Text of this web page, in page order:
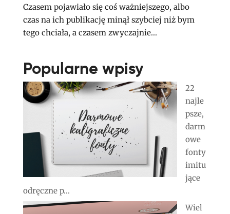
Czasem pojawiało się coś ważniejszego, albo
czas na ich publikację minął szybciej niż bym
tego chciała, a czasem zwyczajnie...
Popularne wpisy
22
najle
psze,
darm
owe
fonty
imitu
jące
odręczne p...
Wiel